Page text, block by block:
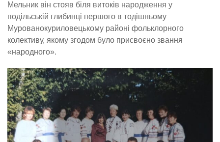
Мельник він стояв біля витоків народження у
подільській глибинці першого в тодішньому
Мурованокуриловецькому районі фольклорного
колективу, якому згодом було присвоєно звання
«народного».